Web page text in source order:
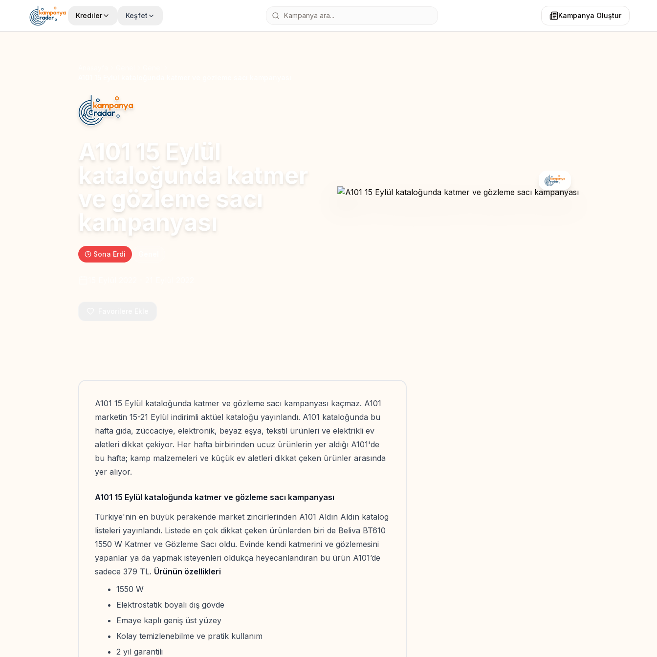
Krediler Keşfet Kampanya Oluştur
A101 15 Eylül
kataloğunda katmer
ve gözleme sacı
kampanyası
Sona Erdi
A101 15 Eylül kataloğunda katmer ve gözleme sacı kampanyası kaçmaz. A101
marketin 15-21 Eylül indirimli aktüel kataloğu yayınlandı. A101 kataloğunda bu
hafta gıda, züccaciye, elektronik, beyaz eşya, tekstil ürünleri ve elektrikli ev
aletleri dikkat çekiyor. Her hafta birbirinden ucuz ürünlerin yer aldığı A101'de
bu hafta; kamp malzemeleri ve küçük ev aletleri dikkat çeken ürünler arasında
yer alıyor.
A101 15 Eylül kataloğunda katmer ve gözleme sacı kampanyası
Türkiye'nin en büyük perakende market zincirlerinden A101 Aldın Aldın katalog
listeleri yayınlandı. Listede en çok dikkat çeken ürünlerden biri de Beliva BT610
1550 W Katmer ve Gözleme Sacı oldu. Evinde kendi katmerini ve gözlemesini
yapanlar ya da yapmak isteyenleri oldukça heyecanlandıran bu ürün A101’de
sadece 379 TL. Ürünün özellikleri
1550 W
Elektrostatik boyalı dış gövde
Emaye kaplı geniş üst yüzey
Kolay temizlenebilme ve pratik kullanım
2 yıl garantili